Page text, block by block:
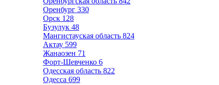
Оренбург 330
Орск 128
Бузулук 48
Мангистауская область 824
Актау 599
Жанаозен 71
Форт-Шевченко 6
Одесская область 822
Одесса 699